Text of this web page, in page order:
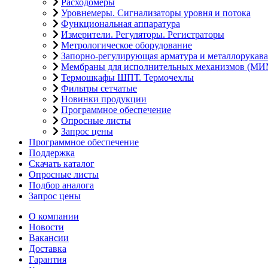
Расходомеры
Уровнемеры. Сигнализаторы уровня и потока
Функциональная аппаратура
Измерители. Регуляторы. Регистраторы
Метрологическое оборудование
Запорно-регулирующая арматура и металлорукава
Мембраны для исполнительных механизмов
Термошкафы ШПТ. Термочехлы
Фильтры сетчатые
Новинки продукции
Программное обеспечение
Опросные листы
Запрос цены
Программное обеспечение
Поддержка
Скачать каталог
Опросные листы
Подбор аналога
Запрос цены
О компании
Новости
Вакансии
Доставка
Гарантия